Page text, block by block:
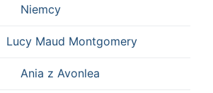
Niemcy
Lucy Maud Montgomery
Ania z Avonlea